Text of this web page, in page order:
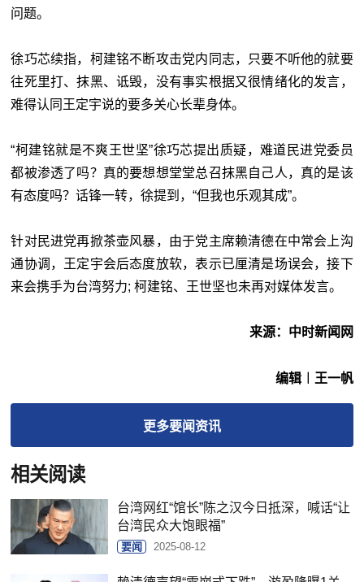
问题。
徐巧芯续指，柯建铭不断攻击党内同志，只要不听他的就要
往死里打、抹黑、诋毁，没有事实根据又很情绪化的发言，
难得认同王定宇说的要多关心长辈身体。
“柯建铭就是不爽王世坚”徐巧芯提出质疑，难道民进党委员
都被渗透了吗？真的要想想堂堂总召抹黑自己人，真的是该
有态度吗？话锋一转，徐提到，“但我也乐观其成”。
针对民进党再掀茶壶风暴，由于党主席赖清德在中常会上沟
通协调，王定宇会后态度放软，表示已厘清是场误会，接下
来会携手为台湾努力; 柯建铭、王世坚也未再对媒体发言。
来源：中时新闻网
编辑︱王一帆
更多要闻资讯
相关阅读
台湾网红“馆长”陈之汉今日抵深，喊话“让
台湾民众大饱眼福”
要闻 2025-08-12